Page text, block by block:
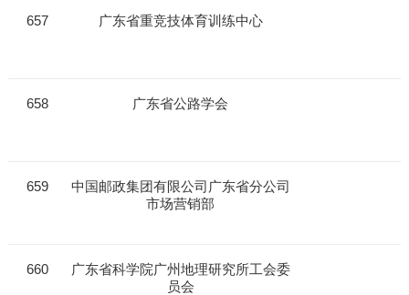
657 广东省重竞技体育训练中心
658 广东省公路学会
659
中国邮政集团有限公司广东省分公司
市场营销部
660
广东省科学院广州地理研究所工会委
员会